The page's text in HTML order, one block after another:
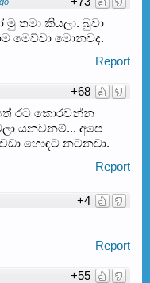
තමා කියලා. බුවා
මෙව්වා මොනවද.
Report
+68
රට කොරවන්න
යනවනම්... අපෙ
හොඳට නටනවා.
Report
+4
Report
+55